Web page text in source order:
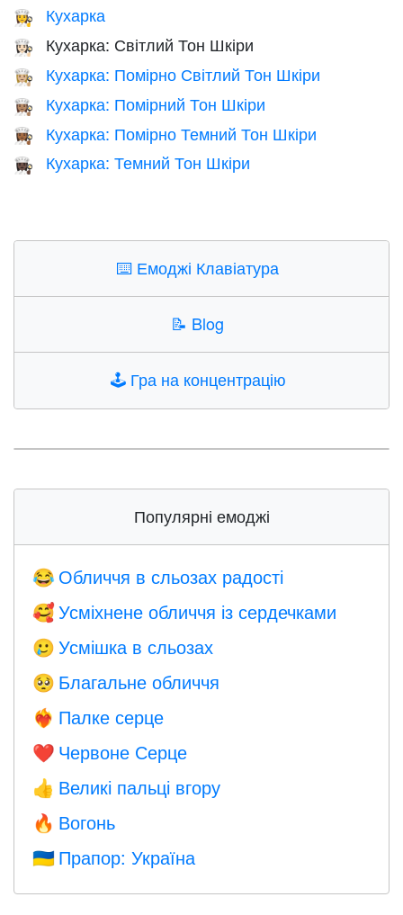
👩‍🍳 Кухарка
👩🏻‍🍳 Кухарка: Світлий Тон Шкіри
👩🏼‍🍳 Кухарка: Помірно Світлий Тон Шкіри
👩🏽‍🍳 Кухарка: Помірний Тон Шкіри
👩🏾‍🍳 Кухарка: Помірно Темний Тон Шкіри
👩🏿‍🍳 Кухарка: Темний Тон Шкіри
⌨️ Емоджі Клавіатура
📝 Blog
🕹️ Гра на концентрацію
Популярні емоджі
😂 Обличчя в сльозах радості
🥰 Усміхнене обличчя із сердечками
🥲 Усмішка в сльозах
🥺 Благальне обличчя
❤️‍🔥 Палке серце
❤️ Червоне Серце
👍 Великі пальці вгору
🔥 Вогонь
🇺🇦 Прапор: Україна